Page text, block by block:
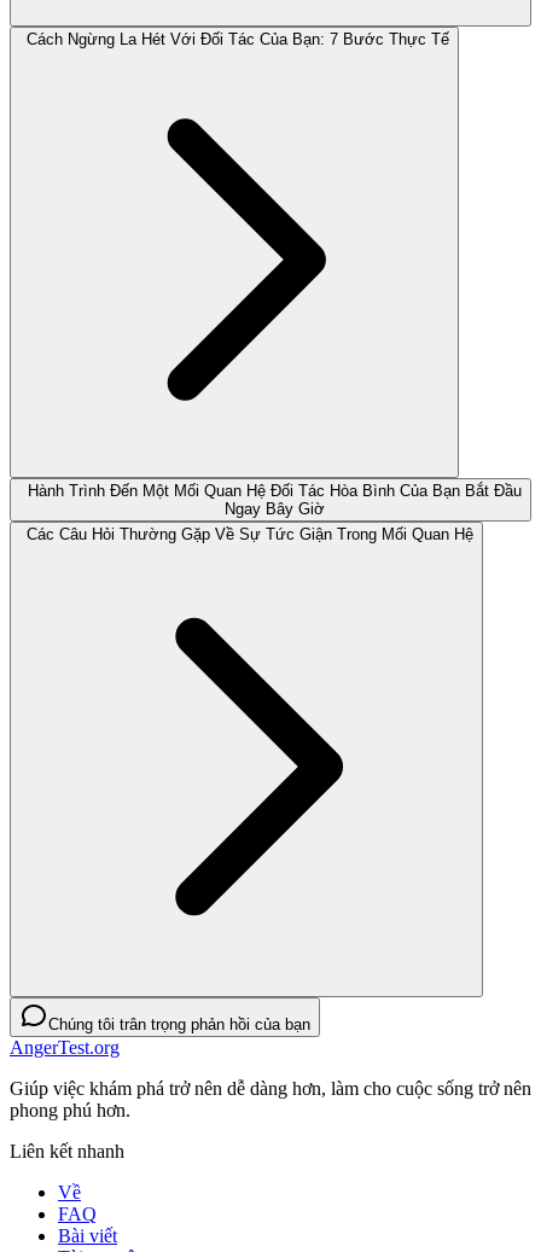
Cách Ngừng La Hét Với Đối Tác Của Bạn: 7 Bước Thực Tế
Hành Trình Đến Một Mối Quan Hệ Đối Tác Hòa Bình Của Bạn Bắt Đầu
Ngay Bây Giờ
Các Câu Hỏi Thường Gặp Về Sự Tức Giận Trong Mối Quan Hệ
Chúng tôi trân trọng phản hồi của bạn
AngerTest.org
Giúp việc khám phá trở nên dễ dàng hơn, làm cho cuộc sống trở nên
phong phú hơn.
Liên kết nhanh
Về
FAQ
Bài viết